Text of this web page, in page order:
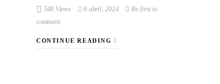
548 Views 8 abril, 2024
Be first to
comment
CONTINUE READING